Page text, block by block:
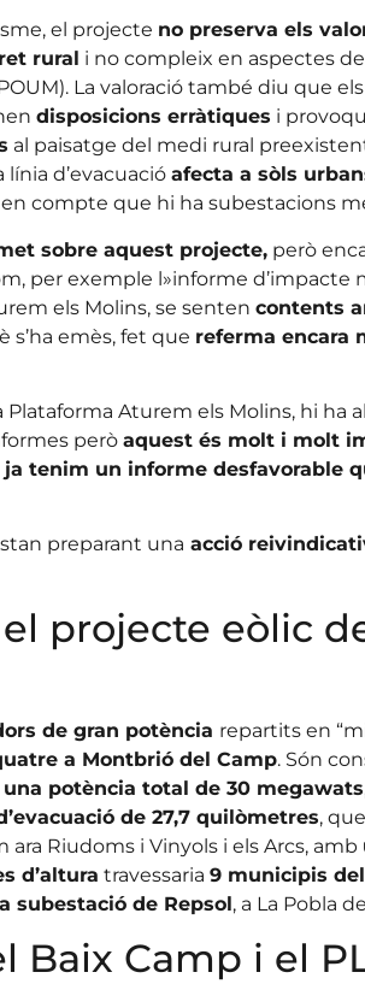
el projecte no preserva els
rural i no compleix en aspectes del
La valoració també diu que
disposicions erràtiques i
al paisatge del medi rural
d’evacuació afecta a sòls
compte que hi ha subestacions
sobre aquest projecte,però
per exemple l»informe d’impacte
els Molins, se senten contents
s’ha emès, fet que referma encara
Aturem els Molins, hi ha
però aquest és molt i molt
ja tenim un informe desfavorable
preparant una acció
projecte eòlic
de gran potència repartits en
a Montbrió del Camp. Són
potència total de 30 megawats
de 27,7 quilòmetres,
Riudoms i Vinyols i els Arcs, amb
d’altura travessaria 9 municipis
subestació de Repsol, a La Pobla
Baix Camp i el